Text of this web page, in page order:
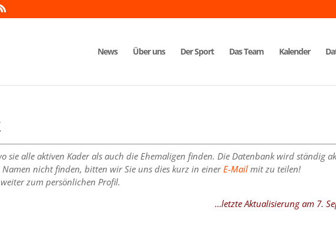
News Über uns Der Sport Das Team Kalender
sie alle aktiven Kader als auch die Ehemaligen finden. Die Datenbank wird ständig
Namen nicht finden, bitten wir Sie uns dies kurz in einer E-Mail mit zu teilen!
zum persönlichen Profil.
…letzte Aktualisierung am 7.